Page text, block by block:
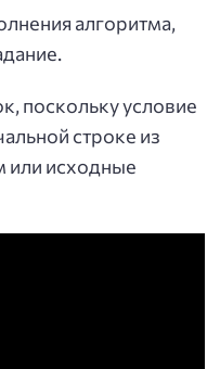
алгоритма,
поскольку условие
строке из
или исходные